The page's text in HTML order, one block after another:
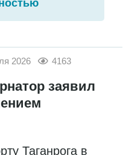
2026 4163
заявил
Таганрога в